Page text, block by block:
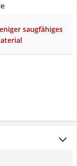
saugfähiges